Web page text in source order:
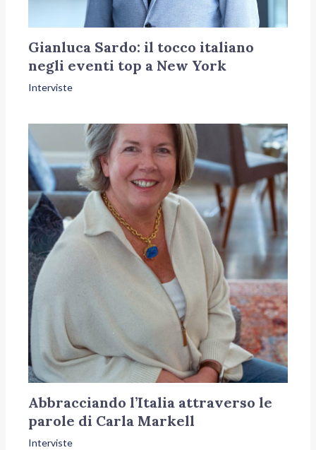
Gianluca Sardo: il tocco italiano
negli eventi top a New York
Interviste
Abbracciando l’Italia attraverso le
parole di Carla Markell
Interviste